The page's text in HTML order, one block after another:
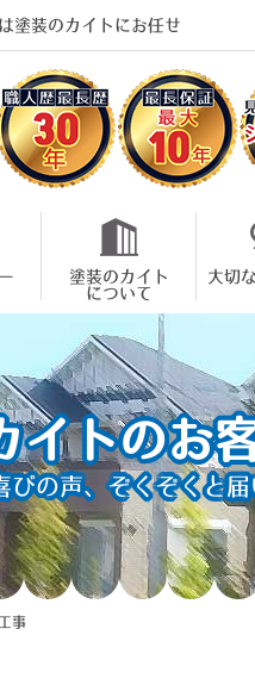
塗装のカイトにお任せ
塗装のカイト
について
大切
イトのお
びの声、ぞくぞくと
事